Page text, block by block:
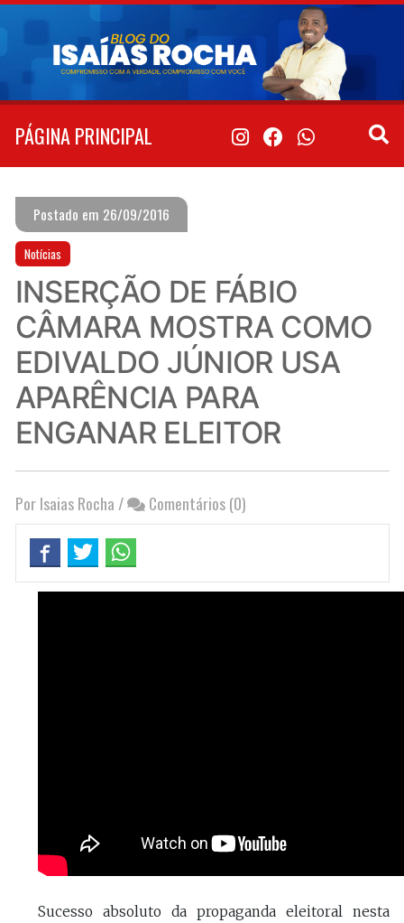
Pular
conteúdo
PÁGINA PRINCIPAL
Postado em 26/09/2016
Notícias
INSERÇÃO DE FÁBIO
CÂMARA MOSTRA COMO
EDIVALDO JÚNIOR USA
APARÊNCIA PARA
ENGANAR ELEITOR
Por Isaias Rocha / Comentários (0)
Sucesso absoluto da propaganda eleitoral nesta